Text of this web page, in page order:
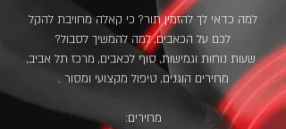
למה כדאי לך להזמין תור? כי קאלה מחויבת להקל
לכם על הכאבים, למה להמשיך לסבול?
שעות נוחות וגמישות, סוף לכאבים, מרכז תל אביב,
מחירים הוגנים, טיפול מקצועי ומסור .
מחירים: